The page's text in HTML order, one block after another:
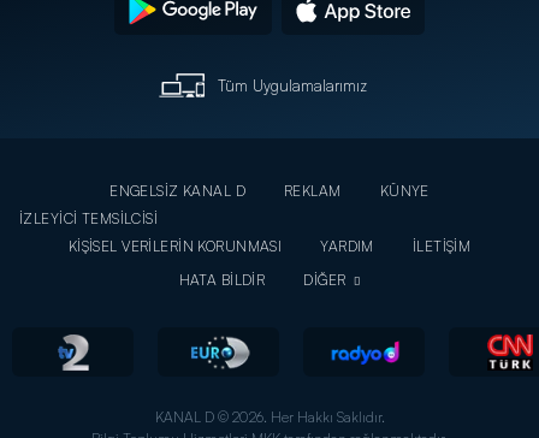
Tüm Uygulamalarımız
ENGELSİZ KANAL D REKLAM
KÜNYE
İZLEYİCİ TEMSİLCİSİ
KİŞİSEL VERİLERİN KORUNMASI
YARDIM
İLETİŞİM
HATA BİLDİR
DİĞER
KANAL D © 2026. Her Hakkı Saklıdır.